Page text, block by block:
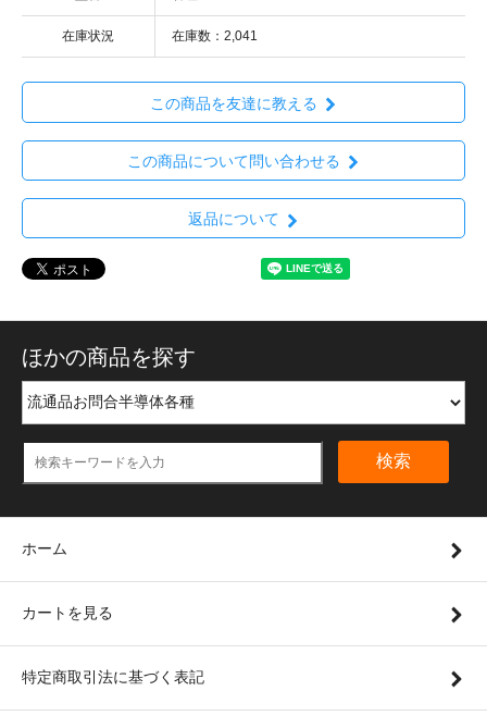
在庫状況 在庫数：2,041
この商品を友達に教える
この商品について問い合わせる
返品について
ほかの商品を探す
検索
ホーム
カートを見る
特定商取引法に基づく表記